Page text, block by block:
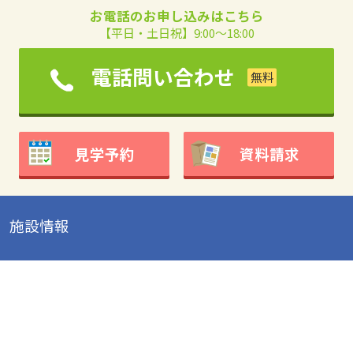
お電話のお申し込みはこちら
【平日・土日祝】9:00～18:00
電話問い合わせ
見学予約 資料請求
施設情報